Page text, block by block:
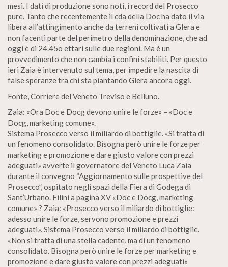
mesi. I dati di produzione sono noti, i record del Prosecco
pure. Tanto che recentemente il cda della Doc ha dato il via
libera all’attingimento anche da terreni coltivati a Glera e
non facenti parte del perimetro della denominazione, che ad
oggi è di 24.45o ettari sulle due regioni. Ma è un
provvedimento che non cambia i confini stabiliti. Per questo
ieri Zaia è intervenuto sul tema, per impedire la nascita di
false speranze tra chi sta piantando Glera ancora oggi.
Fonte, Corriere del Veneto Treviso e Belluno.
Zaia: «Ora Doc e Docg devono unire le forze» – «Doc e
Docg, marketing comune».
Sistema Prosecco verso il miliardo di bottiglie. «Si tratta di
un fenomeno consolidato. Bisogna però unire le forze per
marketing e promozione e dare giusto valore con prezzi
adeguati» avverte il governatore del Veneto Luca Zaia
durante il convegno “Aggiornamento sulle prospettive del
Prosecco”, ospitato negli spazi della Fiera di Godega di
Sant’Urbano. Filini a pagina XV «Doc e Docg, marketing
comune» ? Zaia: «Prosecco verso il miliardo di bottiglie:
adesso unire le forze, servono promozione e prezzi
adeguati». Sistema Prosecco verso il miliardo di bottiglie.
«Non si tratta di una stella cadente, ma di un fenomeno
consolidato. Bisogna però unire le forze per marketing e
promozione e dare giusto valore con prezzi adeguati»